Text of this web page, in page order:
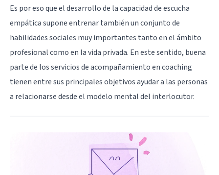
Es por eso que el desarrollo de la capacidad de escucha
empática supone entrenar también un conjunto de
habilidades sociales muy importantes tanto en el ámbito
profesional como en la vida privada. En este sentido, buena
parte de los servicios de acompañamiento en coaching
tienen entre sus principales objetivos ayudar a las personas
a relacionarse desde el modelo mental del interlocutor.